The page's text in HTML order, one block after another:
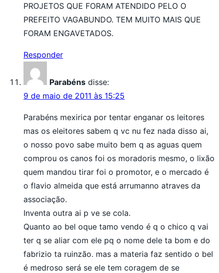
PROJETOS QUE FORAM ATENDIDO PELO O
PREFEITO VAGABUNDO. TEM MUITO MAIS QUE
FORAM ENGAVETADOS.
Responder
Parabéns disse:
9 de maio de 2011 às 15:25
Parabéns mexirica por tentar enganar os leitores
mas os eleitores sabem q vc nu fez nada disso ai,
o nosso povo sabe muito bem q as aguas quem
comprou os canos foi os moradoris mesmo, o lixão
quem mandou tirar foi o promotor, e o mercado é
o flavio almeida que está arrumanno atraves da
associação.
Inventa outra ai p ve se cola.
Quanto ao bel oque tamo vendo é q o chico q vai
ter q se aliar com ele pq o nome dele ta bom e do
fabrizio ta ruinzão. mas a materia faz sentido o bel
é medroso será se ele tem coragem de se